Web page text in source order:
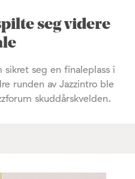
seg videre
seg en finaleplass i
runden av Jazzintro ble
skuddårskvelden.